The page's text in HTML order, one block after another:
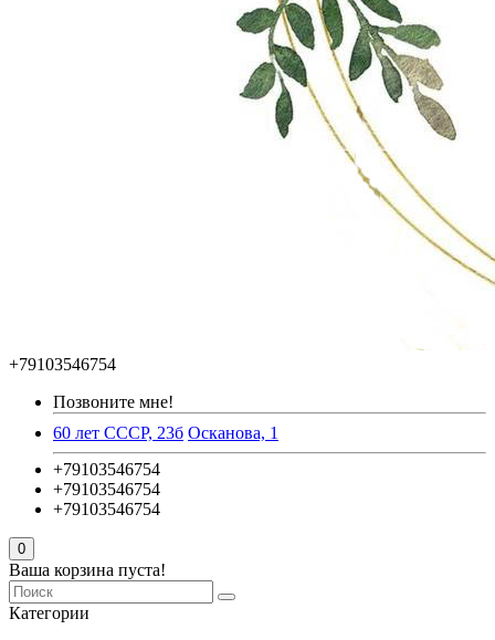
+79103546754
Позвоните мне!
60 лет СССР, 23б Осканова, 1
+79103546754
+79103546754
+79103546754
0
Ваша корзина пуста!
Категории